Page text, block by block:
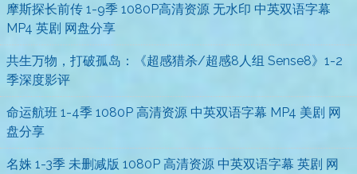
摩斯探长前传 1-9季 1080P高清资源 无水印 中英双语字幕
MP4 英剧 网盘分享
共生万物，打破孤岛：《超感猎杀/超感8人组 Sense8》1-2
季深度影评
命运航班 1-4季 1080P 高清资源 中英双语字幕 MP4 美剧 网
盘分享
名姝 1-3季 未删减版 1080P 高清资源 中英双语字幕 英剧 网